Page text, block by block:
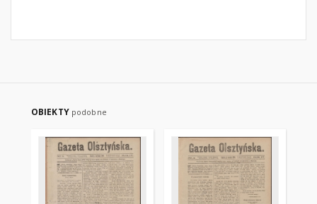
OBIEKTY podobne